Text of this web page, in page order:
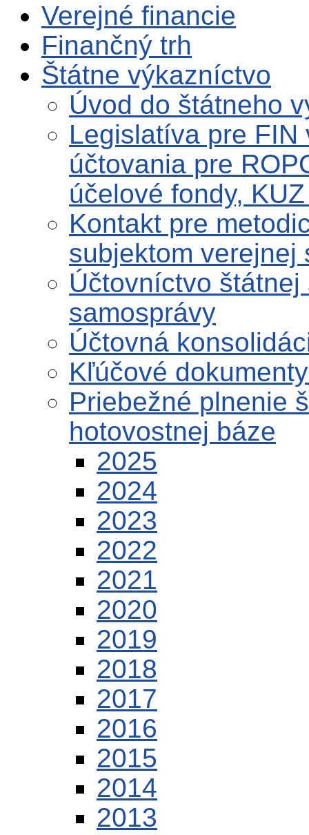
Verejné financie
Finančný trh
Štátne výkazníctvo
Úvod do štátneho
Legislatíva pre FIN
účtovania pre
účelové fondy,
Kontakt pre
subjektom verejnej
Účtovníctvo
samosprávy
Účtovná
Kľúčové
Priebežné plnenie
hotovostnej báze
2025
2024
2023
2022
2021
2020
2019
2018
2017
2016
2015
2014
2013